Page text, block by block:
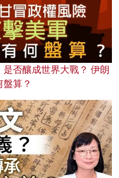
否釀成世界大戰？ 伊朗
算？